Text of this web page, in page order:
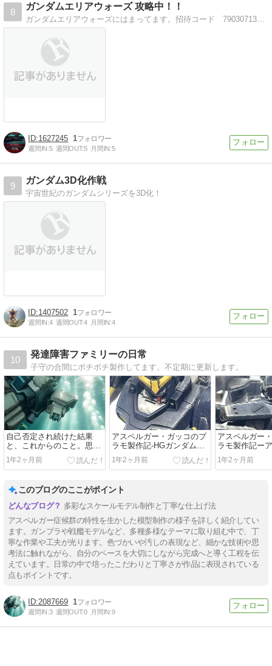
8
ガンダムエリアウォーズ 攻略中！！
ガンダムエリアウォーズにはまってます。招待コード 790307130657 よかったら使ってください。
1627245 1
週間IN:5 週間OUT:5 月間IN:5
9
ガンダム3D化作戦
宇宙世紀のガンダムシリーズを3D化！
1407502 1
週間IN:4 週間OUT:4 月間IN:4
10
発達障害ファミリーの日常
子守の合間にボチボチ製作してます。不定期に更新します。
自己否定され続けた結果
と、これからのこと。思い
のまま綴る。
1年2ヶ月前
アスペルガー・ガッコのプ
ラモ製作記-HGガンダムデ
スサイズ編-
1年2ヶ月前
アスペルガー
ラモ製作記ー
ア クレスト軽
1年2ヶ月前
このブログのここがポイント
多彩なスケールモデル制作と丁寧な仕上げ法
アスペルガー症候群の特性を生かした模型制作の様子を詳しく紹介してい
ます。ガンプラや戦艦モデルなど、多種多様なテーマに取り組む中で、丁
寧な作業や工夫が光ります。色づかいや汚しの表現など、細かな技術や思
考法に触れながら、自分のペースを大切にしながら完成へと導く工程を伝
えています。日常の中で培ったこだわりと丁寧さが作品に表現されている
点もポイントです。
2087669 1
週間IN:3 週間OUT:0 月間IN:9